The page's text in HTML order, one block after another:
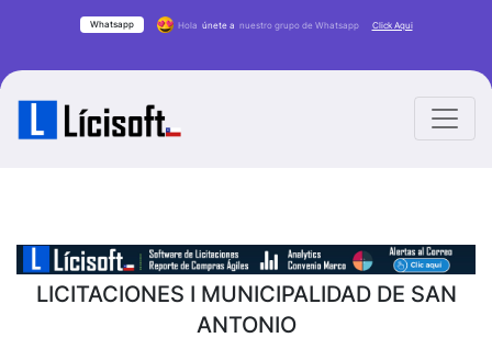
Whatsapp Hola únete a nuestro grupo de Whatsapp Click Aqui
LICITACIONES I MUNICIPALIDAD DE SAN
ANTONIO